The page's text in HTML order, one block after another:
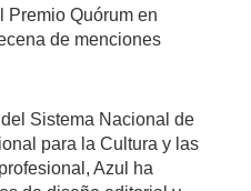
Premio Quórum en
de menciones
Sistema Nacional de
para la Cultura y las
Azul ha